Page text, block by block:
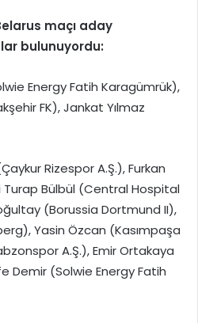
maçı aday
bulunuyordu:
Energy Fatih Karagümrük),
FK), Jankat Yılmaz
Rizespor A.Ş.), Furkan
Turap Bülbül (Central Hospital
(Borussia Dortmund II),
Yasin Özcan (Kasımpaşa
A.Ş.), Emir Ortakaya
Demir (Solwie Energy Fatih